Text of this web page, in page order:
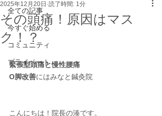
全ての記事
今すぐ始める
コミュニティ
プライベート
その頭痛！原因はマス
ク！？
2025年12月20日 読了時間: 1分
緊張型頭痛と慢性腰痛
O脚改善にはみなと鍼灸院
こんにちは！院長の湊です。